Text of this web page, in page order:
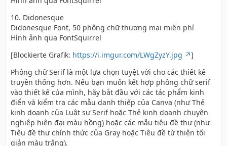
10. Didonesque
Didonesque Font, 50 phông chữ thương mại miễn phí
Hình ảnh qua FontSquirrel
[Blockierte Grafik: https://i.imgur.com/LWgZyzY.jpg
]
Phông chữ Serif là một lựa chọn tuyệt vời cho các thiết kế
truyền thống hơn. Nếu bạn muốn kết hợp phông chữ serif
vào thiết kế của mình, hãy bắt đầu với các tác phẩm kinh
điển và kiểm tra các mẫu danh thiếp của Canva (như Thẻ
kinh doanh của Luật sư Serif hoặc Thẻ kinh doanh chuyên
nghiệp hiện đại màu hồng) hoặc các mẫu tiêu đề thư (như
Tiêu đề thư chính thức của Gray hoặc Tiêu đề từ thiện tối
giản màu trắng).